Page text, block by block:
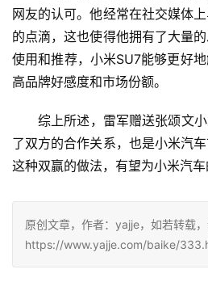
网友的认可。他经常在社交媒体
的点滴，这也使得他拥有了大量
使用和推荐，小米SU7能够更好
高品牌好感度和市场份额。
综上所述，雷军赠送张颂文
了双方的合作关系，也是小米汽
这种双赢的做法，有望为小米汽车
原创文章，作者：yajje，如若转载，
https://www.yajje.com/baike/